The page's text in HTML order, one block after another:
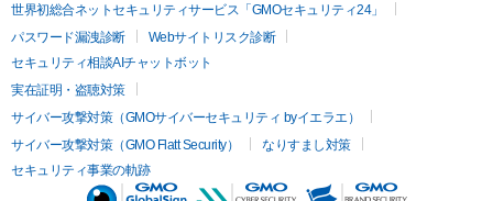
世界初総合ネットセキュリティサービス「GMOセキュリティ24」
パスワード漏洩診断
Webサイトリスク診断
セキュリティ相談AIチャットボット
実在証明・盗聴対策
サイバー攻撃対策（GMOサイバーセキュリティ byイエラエ）
サイバー攻撃対策（GMO Flatt Security）
なりすまし対策
セキュリティ事業の軌跡